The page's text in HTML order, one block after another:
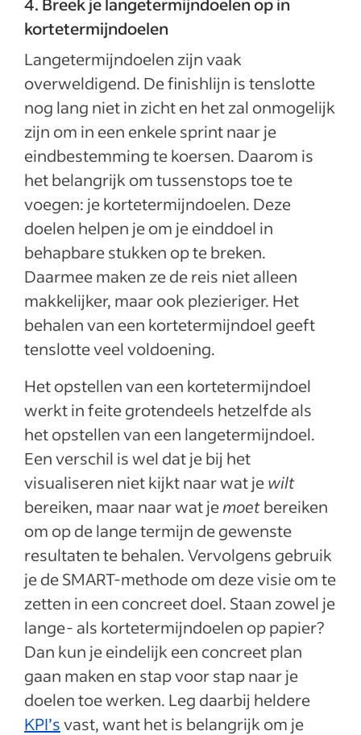
kortetermijndoelen
Langetermijndoelen zijn vaak
overweldigend. De finishlijn is tenslotte
nog lang niet in zicht en het zal onmogelijk
zijn om in een enkele sprint naar je
eindbestemming te koersen. Daarom is
het belangrijk om tussenstops toe te
voegen: je kortetermijndoelen. Deze
doelen helpen je om je einddoel in
behapbare stukken op te breken.
Daarmee maken ze de reis niet alleen
makkelijker, maar ook plezieriger. Het
behalen van een kortetermijndoel geeft
tenslotte veel voldoening.
Het opstellen van een kortetermijndoel
werkt in feite grotendeels hetzelfde als
het opstellen van een langetermijndoel.
Een verschil is wel dat je bij het
visualiseren niet kijkt naar wat jewilt
bereiken, maar naar wat jemoetbereiken
om op de lange termijn de gewenste
resultaten te behalen. Vervolgens gebruik
je de SMART-methode om deze visie om te
zetten in een concreet doel. Staan zowel je
lange- als kortetermijndoelen op papier?
Dan kun je eindelijk een concreet plan
gaan maken en stap voor stap naar je
doelen toe werken. Leg daarbij heldere
KPI’svast, want het is belangrijk om je